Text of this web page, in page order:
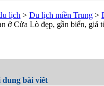
lịch > Du lịch miền Trung >
ở Cửa Lò đẹp, gần biển, giá
bài viết